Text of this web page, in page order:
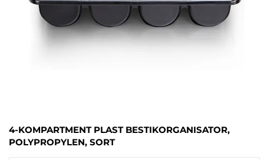
4-KOMPARTMENT PLAST BESTIKORGANISATOR,
POLYPROPYLEN, SORT